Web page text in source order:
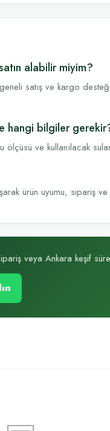
alabilir miyim?
satış ve kargo
hangi bilgiler
ve kullanılacak
ürün uyumu, sipariş
veya Ankara keşif